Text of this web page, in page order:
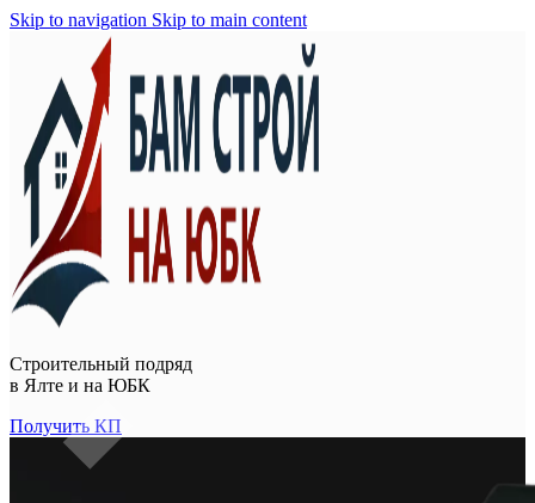
Skip to navigation Skip to main content
Строительный подряд
в Ялте и на ЮБК
Получить КП